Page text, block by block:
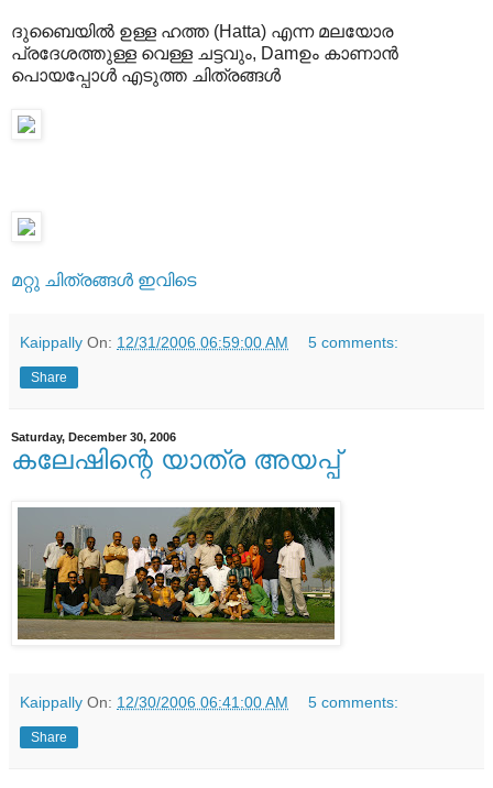
ദുബൈയില്‍ ഉള്ള ഹത്ത (Hatta) എന്ന മലയോര
പ്രദേശത്തുള്ള വെള്ള ചട്ടവും, Damഉം കാണാന്‍
പൊയപ്പോള്‍ എടുത്ത ചിത്രങ്ങള്‍
മറ്റു ചിത്രങ്ങള്‍ ഇവിടെ
Kaippally On: 12/31/2006 06:59:00 AM 5 comments:
Share
Saturday, December 30, 2006
കലേഷിന്റെ യാത്ര അയപ്പ്
Kaippally On: 12/30/2006 06:41:00 AM 5 comments:
Share